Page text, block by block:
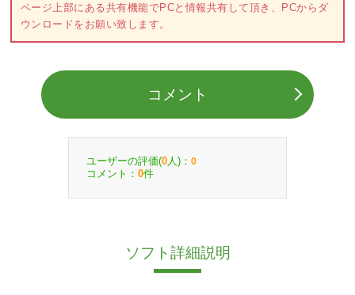
ページ上部にある共有機能でPCと情報共有して頂き、PCからダ
ウンロードをお願い致します。
コメント
ユーザーの評価(0 人)： 0
コメント： 0件
ソフト詳細説明